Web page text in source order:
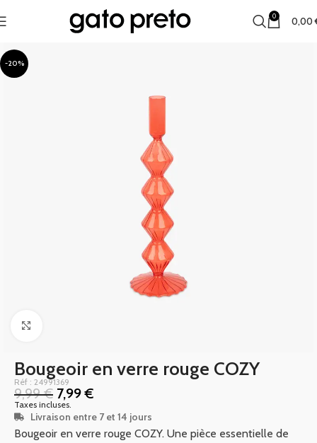
0 0,00
-20%
Bougeoir en verre rouge COZY
Réf : 24991369
9,99€ 7,99€
Taxes incluses.
Livraison entre 7 et 14 jours
Bougeoir en verre rouge COZY. Une pièce essentielle de